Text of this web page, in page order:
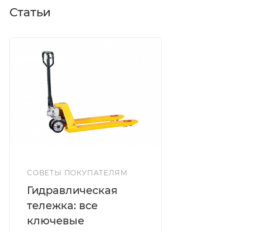
Статьи
СОВЕТЫ ПОКУПАТЕЛЯМ
Гидравлическая
тележка: все
ключевые